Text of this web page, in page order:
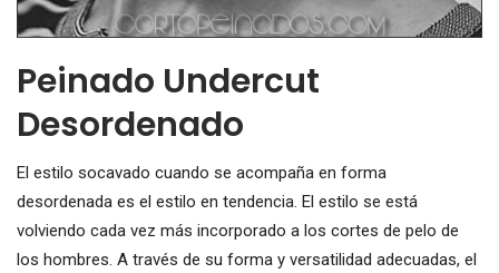
Peinado Undercut
Desordenado
El estilo socavado cuando se acompaña en forma
desordenada es el estilo en tendencia. El estilo se está
volviendo cada vez más incorporado a los cortes de pelo de
los hombres. A través de su forma y versatilidad adecuadas, el